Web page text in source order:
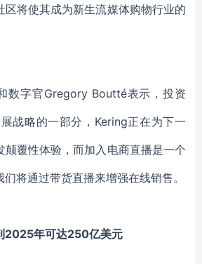
区将使其成为新生流媒体购物行业的
数字官Gregory Boutté表示，投资
战略的一部分，Kering正在为下一
颠覆性体验，而加入电商直播是一个
将通过带货直播来增强在线销售。
2025年可达250亿美元